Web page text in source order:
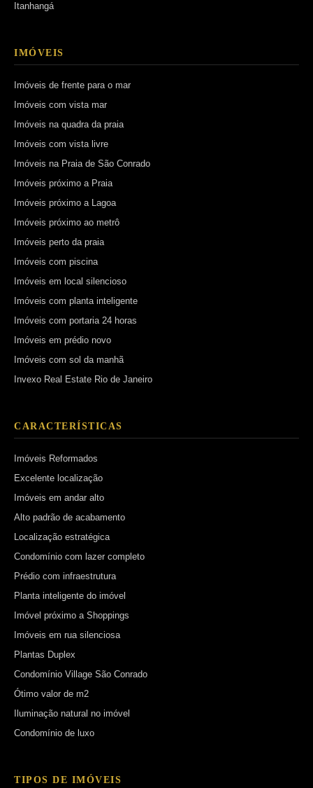
Itanhangá
IMÓVEIS
Imóveis de frente para o mar
Imóveis com vista mar
Imóveis na quadra da praia
Imóveis com vista livre
Imóveis na Praia de São Conrado
Imóveis próximo a Praia
Imóveis próximo a Lagoa
Imóveis próximo ao metrô
Imóveis perto da praia
Imóveis com piscina
Imóveis em local silencioso
Imóveis com planta inteligente
Imóveis com portaria 24 horas
Imóveis em prédio novo
Imóveis com sol da manhã
Invexo Real Estate Rio de Janeiro
CARACTERÍSTICAS
Imóveis Reformados
Excelente localização
Imóveis em andar alto
Alto padrão de acabamento
Localização estratégica
Condomínio com lazer completo
Prédio com infraestrutura
Planta inteligente do imóvel
Imóvel próximo a Shoppings
Imóveis em rua silenciosa
Plantas Duplex
Condomínio Village São Conrado
Ótimo valor de m2
Iluminação natural no imóvel
Condomínio de luxo
TIPOS DE IMÓVEIS